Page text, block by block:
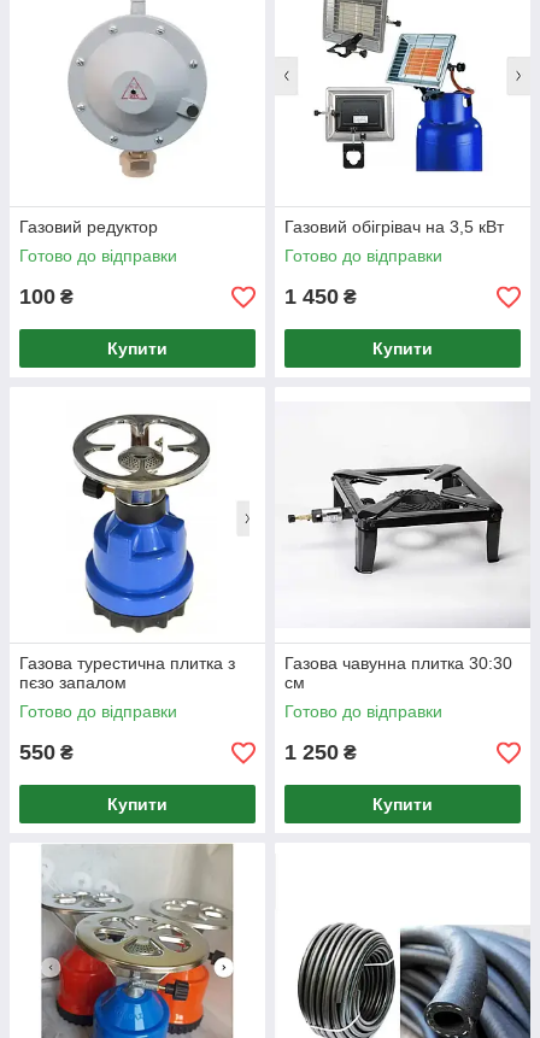
Газовий редуктор
Готово до відправки
100 ₴
Купити
Газовий обігрівач на 3,5 кВт
Готово до відправки
1 450 ₴
Купити
Газова турестична плитка з
пєзо запалом
Готово до відправки
550 ₴
Купити
Газова чавунна плитка 30:30
см
Готово до відправки
1 250 ₴
Купити